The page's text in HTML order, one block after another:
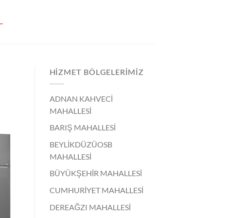
HIZMET BÖLGELERIMIZ
ADNAN KAHVECİ
MAHALLESİ
BARIŞ MAHALLESİ
BEYLİKDÜZÜOSB
MAHALLESİ
BÜYÜKŞEHİR MAHALLESİ
CUMHURİYET MAHALLESİ
DEREAĞZI MAHALLESİ